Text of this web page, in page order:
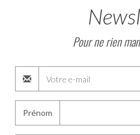
Pour ne rien
Prénom